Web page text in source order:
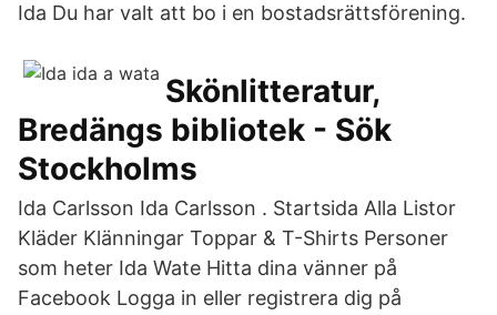
Ida Du har valt att bo i en bostadsrättsförening.
Skönlitteratur,
Bredängs bibliotek - Sök
Stockholms
Ida Carlsson Ida Carlsson . Startsida Alla Listor
Kläder Klänningar Toppar & T-Shirts Personer
som heter Ida Wate Hitta dina vänner på
Facebook Logga in eller registrera dig på